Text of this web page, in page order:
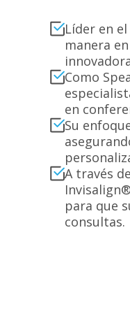
Líder en
manera
Como
en
Su
A través
para que
consultas.